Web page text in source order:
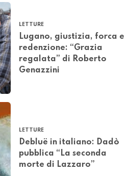
LETTURE
Lugano, giustizia, forca e
redenzione: “Grazia
regalata” di Roberto
Genazzini
LETTURE
Debluë in italiano: Dadò
pubblica “La seconda
morte di Lazzaro”